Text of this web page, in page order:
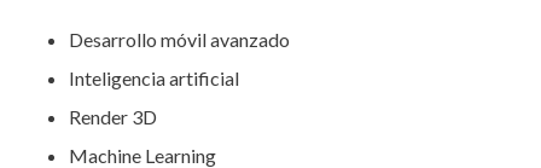
Desarrollo móvil avanzado
Inteligencia artificial
Render 3D
Machine Learning